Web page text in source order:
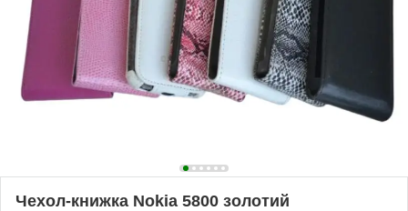
Чехол-книжка Nokia 5800 золотий